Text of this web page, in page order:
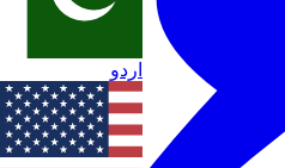
اردو